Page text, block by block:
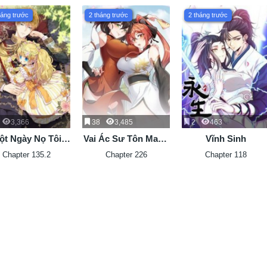
Ken
trước
3,366
Ngày Nọ Tôi
Thành Nàng
Công Chúa
Chapter 135.2
2 tháng trước
38 3,485
Vai Ác Sư Tôn Mang
Theo Các Đồ Đệ Vô
Địch Thiên Hạ
Chapter 226
2 tháng trước
2 463
Vĩnh Sinh
Chapter 118